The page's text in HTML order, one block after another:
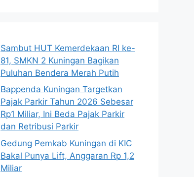
Sambut HUT Kemerdekaan RI ke-
81, SMKN 2 Kuningan Bagikan
Puluhan Bendera Merah Putih
Bappenda Kuningan Targetkan
Pajak Parkir Tahun 2026 Sebesar
Rp1 Miliar, Ini Beda Pajak Parkir
dan Retribusi Parkir
Gedung Pemkab Kuningan di KIC
Bakal Punya Lift, Anggaran Rp 1,2
Miliar